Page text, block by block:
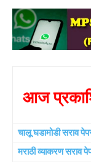
आज
चालू घडामोडी सराव
मराठी व्याकरण सराव